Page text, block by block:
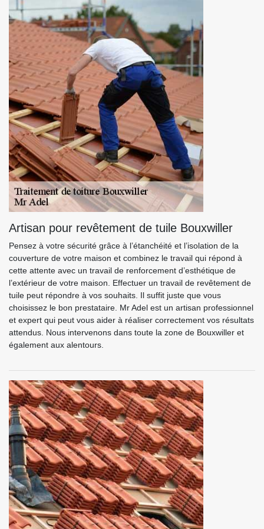
Artisan pour revêtement de tuile Bouxwiller
Pensez à votre sécurité grâce à l’étanchéité et l’isolation de la
couverture de votre maison et combinez le travail qui répond à
cette attente avec un travail de renforcement d’esthétique de
l’extérieur de votre maison. Effectuer un travail de revêtement de
tuile peut répondre à vos souhaits. Il suffit juste que vous
choisissez le bon prestataire. Mr Adel est un artisan professionnel
et expert qui peut vous aider à réaliser correctement vos résultats
attendus. Nous intervenons dans toute la zone de Bouxwiller et
également aux alentours.